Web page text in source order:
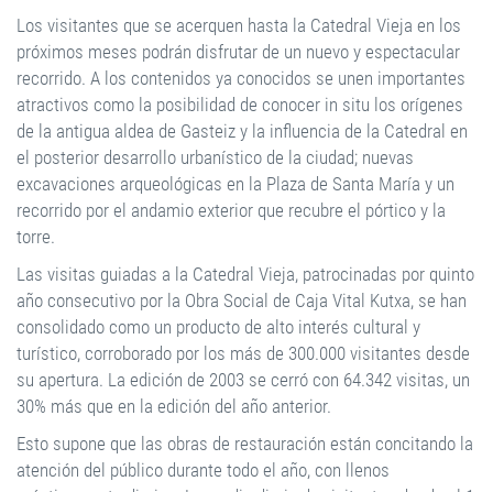
Los visitantes que se acerquen hasta la Catedral Vieja en los
próximos meses podrán disfrutar de un nuevo y espectacular
recorrido. A los contenidos ya conocidos se unen importantes
atractivos como la posibilidad de conocer in situ los orígenes
de la antigua aldea de Gasteiz y la influencia de la Catedral en
el posterior desarrollo urbanístico de la ciudad; nuevas
excavaciones arqueológicas en la Plaza de Santa María y un
recorrido por el andamio exterior que recubre el pórtico y la
torre.
Las visitas guiadas a la Catedral Vieja, patrocinadas por quinto
año consecutivo por la Obra Social de Caja Vital Kutxa, se han
consolidado como un producto de alto interés cultural y
turístico, corroborado por los más de 300.000 visitantes desde
su apertura. La edición de 2003 se cerró con 64.342 visitas, un
30% más que en la edición del año anterior.
Esto supone que las obras de restauración están concitando la
atención del público durante todo el año, con llenos